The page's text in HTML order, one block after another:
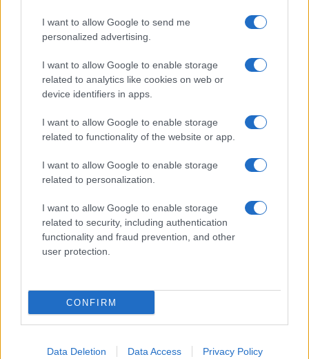
I want to allow Google to send me
personalized advertising.
I want to allow Google to enable storage
related to analytics like cookies on web or
device identifiers in apps.
I want to allow Google to enable storage
related to functionality of the website or app.
I want to allow Google to enable storage
related to personalization.
I want to allow Google to enable storage
related to security, including authentication
functionality and fraud prevention, and other
user protection.
CONFIRM
Data Deletion Data Access Privacy Policy
szabályzatot!
Brandnyúl mini disco
Ilyen még nem volt: most a gyerkőcök bulizhatnak a Káptalan
Beindult az őszibarackszezon, szeptemberig élvezhetjük
A világon évente mintegy 25 millió tonna őszibarack terem, Kína
- csaknem 17 millió tonnával - messze a legnagyobb termelő.
Teliholdas Éjszakai Erdőfürdő
A teliholdas erdőfürdő különleges lehetőség arra, hogy
megtapasztald a természet egy másik arcát. Ahogy sötétedik, a
éberebbé válik. Felerősödnek a hangok, az illatok, a tapintás